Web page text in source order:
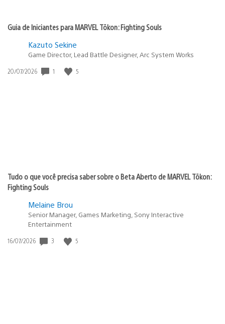
Guia de Iniciantes para MARVEL Tōkon: Fighting Souls
Kazuto Sekine
Game Director, Lead Battle Designer, Arc System Works
Data
20/07/2026 1 5
Tudo o que você precisa saber sobre o Beta Aberto de MARVEL Tōkon:
Fighting Souls
Melaine Brou
Senior Manager, Games Marketing, Sony Interactive
Entertainment
Data
16/07/2026 3 5